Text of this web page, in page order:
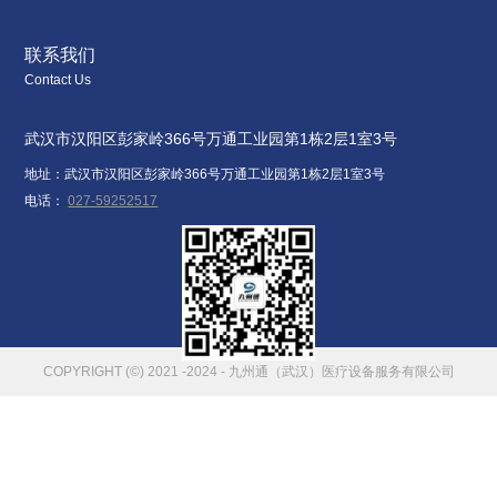
联系我们
Contact Us
武汉市汉阳区彭家岭366号万通工业园第1栋2层1室3号
地址：武汉市汉阳区彭家岭366号万通工业园第1栋2层1室3号
电话： 027-59252517
COPYRIGHT (©) 2021 -2024 - 九州通（武汉）医疗设备服务有限公司